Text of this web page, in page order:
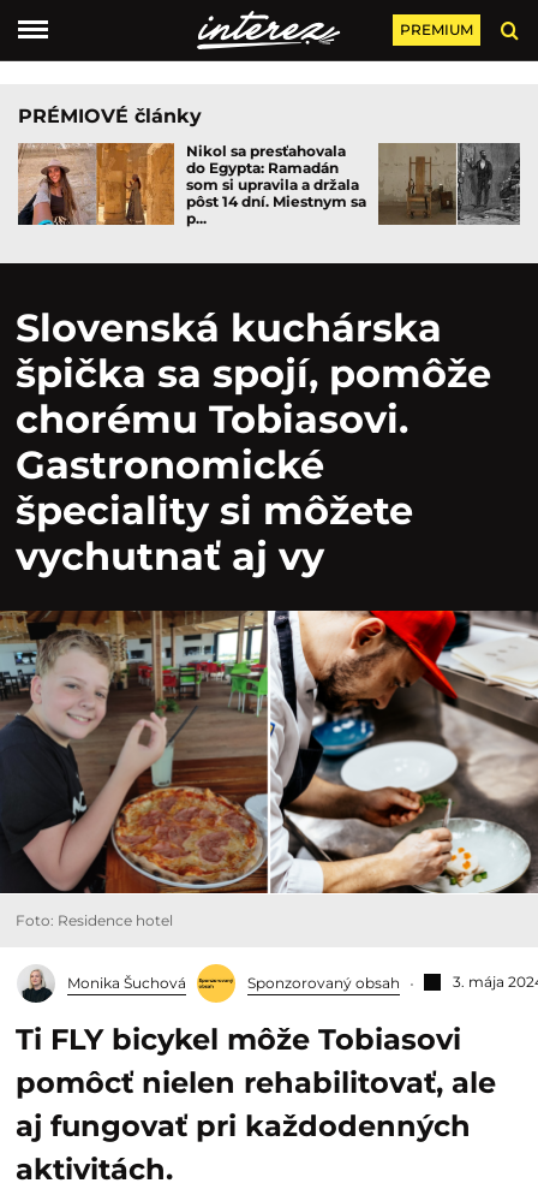
PREMIUM
PRÉMIOVÉ články
Nikol sa presťahovala
do Egypta: Ramadán
som si upravila a držala
pôst 14 dní. Miestnym sa
p...
Slovenská kuchárska
špička sa spojí, pomôže
chorému Tobiasovi.
Gastronomické
špeciality si môžete
vychutnať aj vy
Foto: Residence hotel
Monika Šuchová Sponzorovaný obsah 3. mája
Ti FLY bicykel môže Tobiasovi
pomôcť nielen rehabilitovať, ale
aj fungovať pri každodenných
aktivitách.